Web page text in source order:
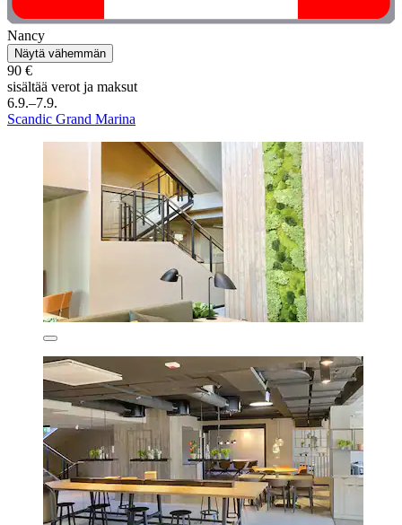
Nancy
Näytä vähemmän
90 €
sisältää verot ja maksut
6.9.–7.9.
Scandic Grand Marina